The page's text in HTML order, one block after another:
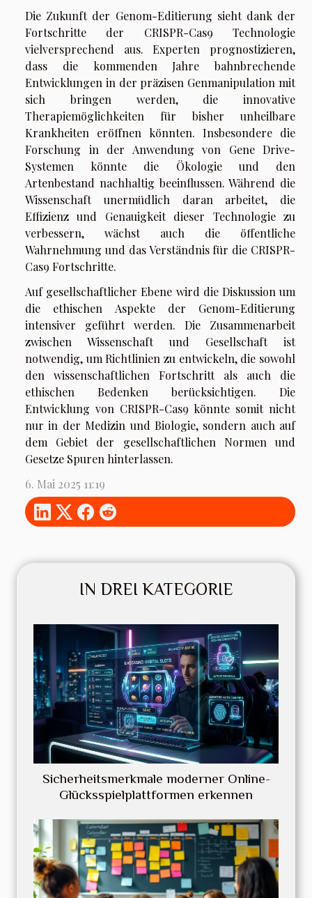
IN DREI KATEGORIE
Sicherheitsmerkmale moderner Online-
Glücksspielplattformen erkennen
Die Zukunft der Genom-Editierung sieht dank der
Fortschritte der CRISPR-Cas9 Technologie
vielversprechend aus. Experten prognostizieren,
dass die kommenden Jahre bahnbrechende
Entwicklungen in der präzisen Genmanipulation mit
sich bringen werden, die innovative
Therapiemöglichkeiten für bisher unheilbare
Krankheiten eröffnen könnten. Insbesondere die
Forschung in der Anwendung von Gene Drive-
Systemen könnte die Ökologie und den
Artenbestand nachhaltig beeinflussen. Während die
Wissenschaft unermüdlich daran arbeitet, die
Effizienz und Genauigkeit dieser Technologie zu
verbessern, wächst auch die öffentliche
Wahrnehmung und das Verständnis für die CRISPR-
Cas9 Fortschritte.
Auf gesellschaftlicher Ebene wird die Diskussion um
die ethischen Aspekte der Genom-Editierung
intensiver geführt werden. Die Zusammenarbeit
zwischen Wissenschaft und Gesellschaft ist
notwendig, um Richtlinien zu entwickeln, die sowohl
den wissenschaftlichen Fortschritt als auch die
ethischen Bedenken berücksichtigen. Die
Entwicklung von CRISPR-Cas9 könnte somit nicht
nur in der Medizin und Biologie, sondern auch auf
dem Gebiet der gesellschaftlichen Normen und
Gesetze Spuren hinterlassen.
6. Mai 2025 11:19